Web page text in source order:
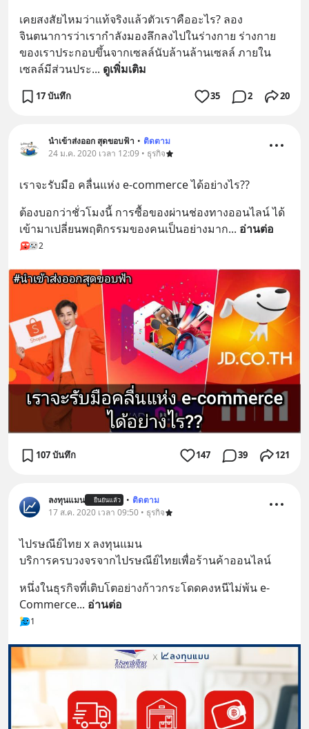
เคยสงสัยไหมว่าแท้จริงแล้วตัวเราคืออะไร? ลอง
จินตนาการว่าเรากำลังมองลึกลงไปในร่างกาย ร่างกาย
ของเราประกอบขึ้นจากเซลล์นับล้านล้านเซลล์ ภายใน
เซลล์มีส่วนประ... ดูเพิ่มเติม
17 บันทึก 35 2 20
นำเข้าส่งออก สุดขอบฟ้า • ติดตาม
24 ม.ค. 2020 เวลา 12:09 • ธุรกิจ
เราจะรับมือ คลื่นแห่ง e-commerce ได้อย่างไร??
ต้องบอกว่าชั่วโมงนี้ การซื้อของผ่านช่องทางออนไลน์ ได้
เข้ามาเปลี่ยนพฤติกรรมของคนเป็นอย่างมาก... อ่านต่อ
2
107 บันทึก 147 39 121
ลงทุนแมน ยืนยันแล้ว • ติดตาม
17 ส.ค. 2020 เวลา 09:50 • ธุรกิจ
ไปรษณีย์ไทย x ลงทุนแมน
บริการครบวงจรจากไปรษณีย์ไทยเพื่อร้านค้าออนไลน์
หนึ่งในธุรกิจที่เติบโตอย่างก้าวกระโดดคงหนีไม่พ้น e-
Commerce... อ่านต่อ
1